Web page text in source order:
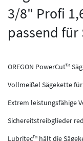
3/8" Profi
passend für
OREGON PowerCut™
Vollmeißel Sägekette
Extrem leistungsfähige
Sichereitstreibglieder
Lubritec™ hält die